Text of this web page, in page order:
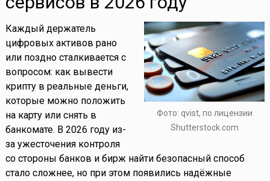
Фото: qvist, по лицензии
Shutterstock.com
Каждый держатель
цифровых активов рано
или поздно сталкивается с
вопросом: как вывести
крипту в реальные деньги,
которые можно положить
на карту или снять в
банкомате. В 2026 году из-
за ужесточения контроля
со стороны банков и бирж найти безопасный способ
стало сложнее, но при этом появились надёжные